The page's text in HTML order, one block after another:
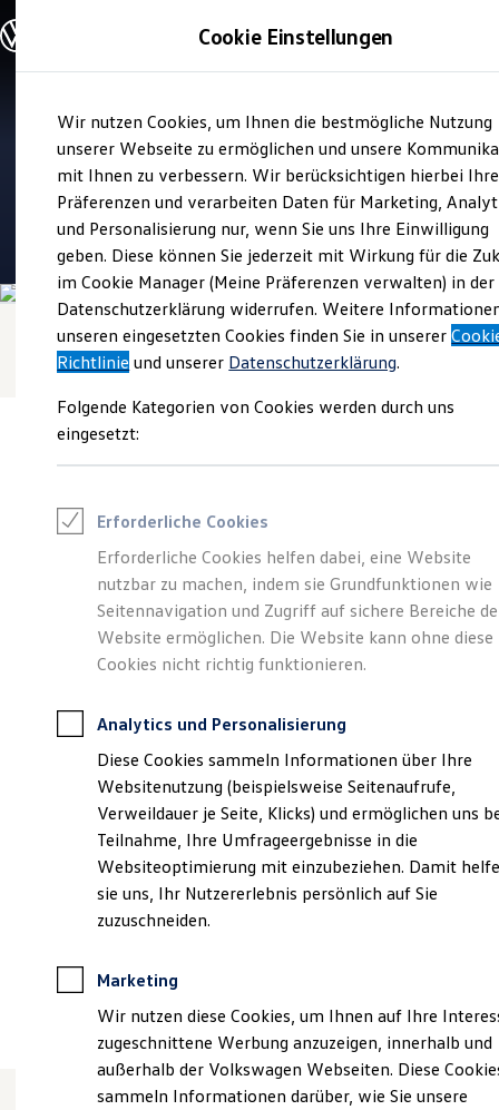
Hauptinhalt
springen
Footer
springen
Modelle und Konfigurator
Modelle vergleichen
Elektroautos
ENERGY Sondermodelle
Nutzfahrzeuge
SUV und CUV
Familienautos
Kombis
Kompaktwagen
Sportwagen
Schnell verfügbare Fahrzeuge
Angebote und Produkte
Aktuelle Angebote
E-Auto-Förderung
Volkswagen Marktplatz
Junge Gebrauchtwagen und Gebrauchtwagen
Volkswagen Zertifizierte Gebrauchtwagen
Zubehör- und Serviceangebote
Leasing
Leasing-Angebote
Gebrauchtwagen Leasing
Junge Gebrauchtwagen-Leasing
Elektroauto Leasing
Kleinwagen-Leasing
Leasing ohne Anzahlung
Finanzierung
Kfz-Versicherung
Restschuldversicherungen
Garantien
Wartungsverträge
Geschäftskunden
Professional Class bei Volkswagen
Großkunden
Behörden
Direktkunden
Sonderfahrzeuge
Anpfiff zum Gewinn
Elektroautos
ID. Tutorials
Elektrofahrzeugkonzepte
Reichweite
Reichweite der ID. Modelle
Reichweite im Winter
Verkauf und Service
Autohaus Ostermaier
Mühldorf
4.7|276 Bewertungen
Verantwortlich für die Inhalte auf dieser Seite ist die Autohaus
Ostermaier GmbH
muehldorf@ostermaier.de
+49 8631 3700
Samstag
Geschlossen
Sonntag
Geschlossen
Cookie Einstellungen
Wir nutzen Cookies, um Ihnen die bestmögliche Nutzung
unserer Webseite zu ermöglichen und unsere
mit Ihnen zu verbessern. Wir berücksichtigen hierbei Ihre
Präferenzen und verarbeiten Daten für Marketing,
und Personalisierung nur, wenn Sie uns Ihre Einwilligung
geben. Diese können Sie jederzeit mit Wirkung für die
im Cookie Manager (Meine Präferenzen verwalten) in der
Datenschutzerklärung widerrufen. Weitere
unseren eingesetzten Cookies finden Sie in unserer
Richtlinie und unserer Datenschutzerklärung.
Folgende Kategorien von Cookies werden durch uns
eingesetzt:
Erforderliche Cookies
Erforderliche Cookies helfen dabei, eine Website
nutzbar zu machen, indem sie Grundfunktionen wie
Seitennavigation und Zugriff auf sichere Bereiche
Website ermöglichen. Die Website kann ohne diese
Cookies nicht richtig funktionieren.
Analytics und Personalisierung
Diese Cookies sammeln Informationen über Ihre
Websitenutzung (beispielsweise Seitenaufrufe,
Verweildauer je Seite, Klicks) und ermöglichen uns
Teilnahme, Ihre Umfrageergebnisse in die
Websiteoptimierung mit einzubeziehen. Damit
sie uns, Ihr Nutzererlebnis persönlich auf Sie
zuzuschneiden.
Marketing
Wir nutzen diese Cookies, um Ihnen auf Ihre
zugeschnittene Werbung anzuzeigen, innerhalb und
außerhalb der Volkswagen Webseiten. Diese
sammeln Informationen darüber, wie Sie unsere